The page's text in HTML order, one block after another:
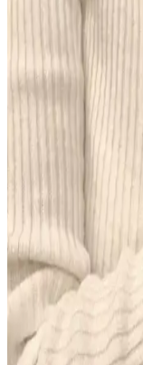
Morfose Kahve
İncelemesi ve
Morfose kahve renkli
sağlar, saç derisini
uyumu sağlar. Ancak,
Makyajda Doğru
Teknikleri ile
Makyajda doğru ürün
bir görünüm için kritik
dayanıklı göz
detaylıca ele alınmıştır.
Colgate Sensitive
Hassas Dişler için